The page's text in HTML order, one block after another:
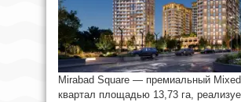
Mirabad Square — премиальный
квартал площадью 13,73 га,